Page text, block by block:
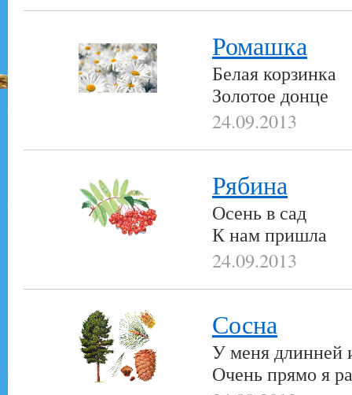
Ромашка
Белая корзинка
Золотое донце
24.09.2013
Рябина
Осень в сад
К нам пришла
24.09.2013
Сосна
У меня длинней
Очень прямо я